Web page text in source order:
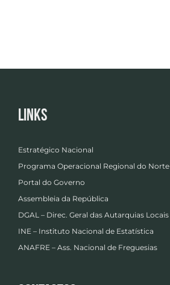
Links
Estratégico Nacional
Programa Operacional Regional do Norte
Portal do Governo
Assembleia da República
DGAL – Direc. Geral das Autarquias Locais
INE – Instituto Nacional de Estatística
ANAFRE – Ass. Nacional de Freguesias